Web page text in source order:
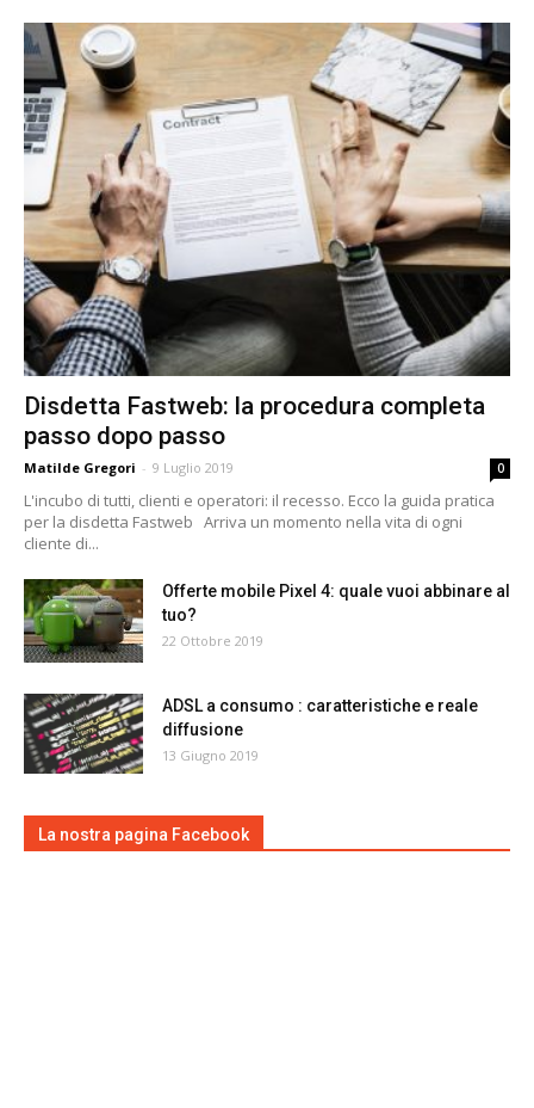
Disdetta Fastweb: la procedura completa
passo dopo passo
Matilde Gregori - 9 Luglio 2019 0
L'incubo di tutti, clienti e operatori: il recesso. Ecco la guida pratica
per la disdetta Fastweb Arriva un momento nella vita di ogni
cliente di...
Offerte mobile Pixel 4: quale vuoi abbinare al
tuo?
22 Ottobre 2019
ADSL a consumo : caratteristiche e reale
diffusione
13 Giugno 2019
La nostra pagina Facebook